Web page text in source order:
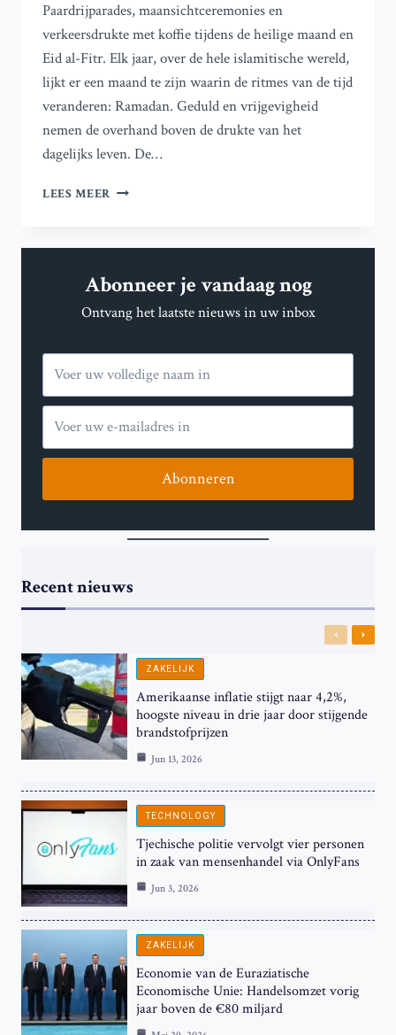
Paardrijparades, maansichtceremonies en
verkeersdrukte met koffie tijdens de heilige maand en
Eid al-Fitr. Elk jaar, over de hele islamitische wereld,
lijkt er een maand te zijn waarin de ritmes van de tijd
veranderen: Ramadan. Geduld en vrijgevigheid
nemen de overhand boven de drukte van het
dagelijks leven. De…
LEES MEER RAMADAN
DE
VAN
IN
TIJDENS
DE
HEILIGE
EN
EID
Abonneer je vandaag nog
Ontvang het laatste nieuws in uw inbox
Abonneren
Recent nieuws
Previous
Next
ZAKELIJK
Amerikaanse inflatie stijgt naar 4,2%,
hoogste niveau in drie jaar door stijgende
brandstofprijzen
Jun 13, 2026
TECHNOLOGY
Tjechische politie vervolgt vier personen
in zaak van mensenhandel via OnlyFans
Jun 3, 2026
ZAKELIJK
Economie van de Euraziatische
Economische Unie: Handelsomzet vorig
jaar boven de €80 miljard